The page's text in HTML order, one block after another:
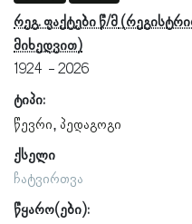
რეგ. ფაქტები წ/მ
1924
2026
ტიპი:
წევრი პედაგოგი
ქსელი
ჩატვირთვა
წყარო(ები):